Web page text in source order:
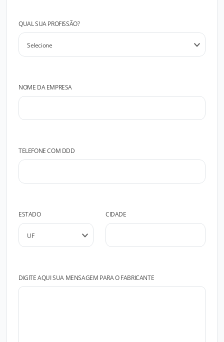
QUAL SUA PROFISSÃO?
NOME DA EMPRESA
TELEFONE COM DDD
ESTADO CIDADE
DIGITE AQUI SUA MENSAGEM PARA O FABRICANTE